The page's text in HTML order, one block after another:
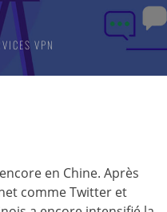
VPN
en Chine. Après
comme Twitter et